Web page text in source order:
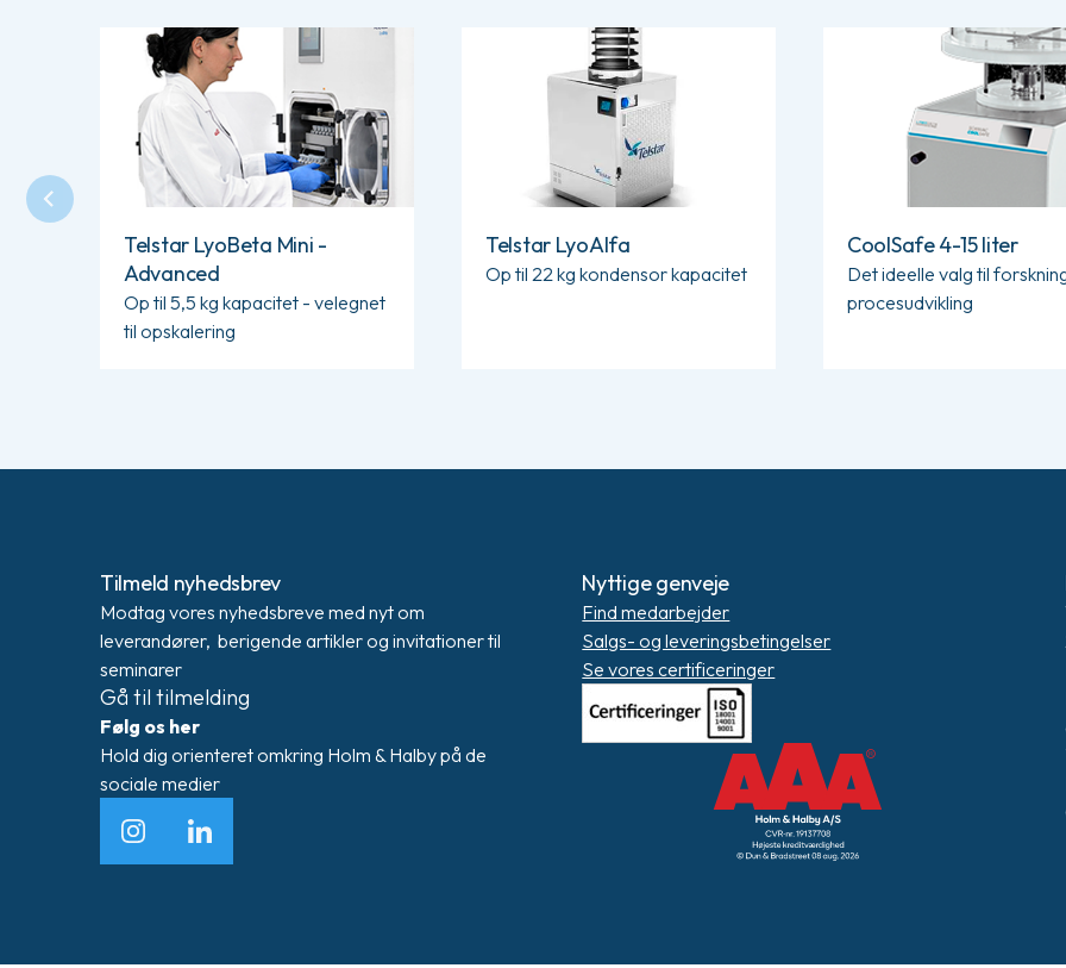
Læs mere om Telstar LyoBeta Mini - Advanced
Telstar LyoBeta Mini -
Advanced
Op til 5,5 kg kapacitet - velegnet
til opskalering
Læs mere om Telstar LyoAlfa
Telstar LyoAlfa
Op til 22 kg kondensor kapacitet
Læs mere om CoolSafe 4-15
CoolSafe 4-15 liter
Det ideelle valg til
procesudvikling
Tilmeld nyhedsbrev
Modtag vores nyhedsbreve med nyt om
leverandører, berigende artikler og invitationer til
seminarer
Gå til tilmelding
Følg os her
Hold dig orienteret omkring Holm & Halby på de
sociale medier
InstagramLinkedIn
Nyttige genveje
Find medarbejder
Salgs- og leveringsbetingelser
Se vores certificeringer